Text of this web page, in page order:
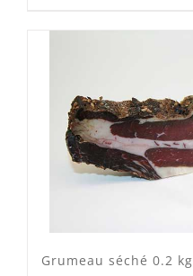
Grumeau séché 0.2 kg